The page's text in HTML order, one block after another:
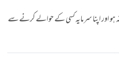
ہو اور اپنا سرمایہ کسی کے حوالے کرنے سے